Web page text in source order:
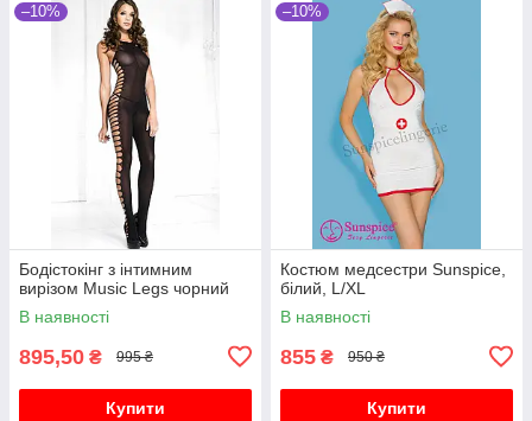
–10%
Бодістокінг з інтимним
вирізом Music Legs чорний
В наявності
895,50 ₴ 995 ₴
Купити
–10%
Костюм медсестри Sunspice,
білий, L/XL
В наявності
855 ₴ 950 ₴
Купити